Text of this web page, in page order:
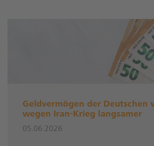
Geldvermögen der Deutschen
wegen Iran-Krieg langsamer
05.06.2026